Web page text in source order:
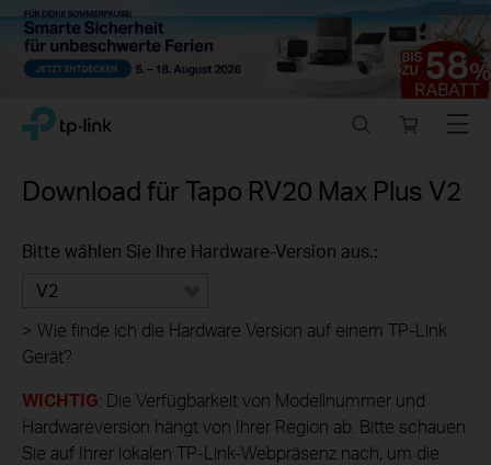
Close
Click
navigation
TP-Link, Reliably Smart
store
Menu
Download fürTapo RV20 Max Plus V2
Bitte wählen Sie Ihre Hardware-Version aus.:
V2
> Wie finde ich die Hardware Version auf einem TP-Link
Gerät?
WICHTIG: Die Verfügbarkeit von Modellnummer und
Hardwareversion hängt von Ihrer Region ab. Bitte schauen
Sie auf Ihrer lokalen TP-Link-Webpräsenz nach, um die